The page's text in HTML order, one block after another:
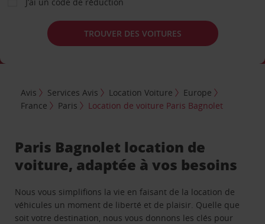
TROUVER DES VOITURES
Avis Services Avis Location Voiture
Europe
France
Paris Location de voiture Paris Bagnolet
Paris Bagnolet location de
voiture, adaptée à vos besoins
Nous vous simplifions la vie en faisant de la location de
véhicules un moment de liberté et de plaisir. Quelle que
soit votre destination, nous vous donnons les clés pour